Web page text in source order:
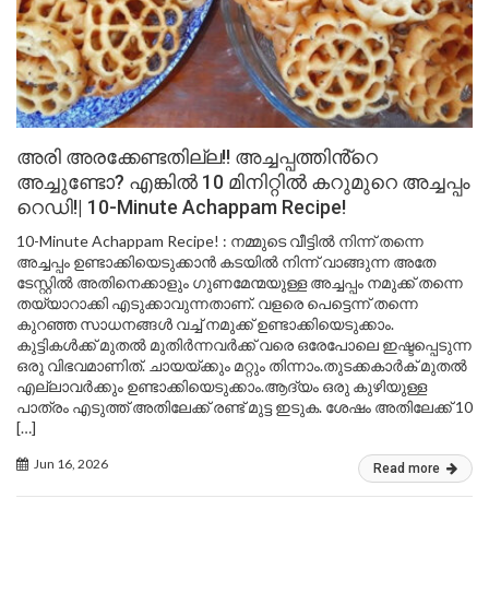
അരി അരക്കേണ്ടതില്ല!! അച്ചപ്പത്തിൻ്റെ
അച്ചുണ്ടോ? എങ്കിൽ 10 മിനിറ്റിൽ കറുമുറെ അച്ചപ്പം
റെഡി!| 10-Minute Achappam Recipe!
10-Minute Achappam Recipe! : നമ്മുടെ വീട്ടിൽ നിന്ന് തന്നെ
അച്ചപ്പം ഉണ്ടാക്കിയെടുക്കാൻ കടയിൽ നിന്ന് വാങ്ങുന്ന അതേ
ടേസ്റ്റിൽ അതിനെക്കാളും ഗുണമേന്മയുള്ള അച്ചപ്പം നമുക്ക് തന്നെ
തയ്യാറാക്കി എടുക്കാവുന്നതാണ്. വളരെ പെട്ടെന്ന് തന്നെ
കുറഞ്ഞ സാധനങ്ങൾ വച്ച് നമുക്ക് ഉണ്ടാക്കിയെടുക്കാം.
കുട്ടികൾക്ക് മുതൽ മുതിർന്നവർക്ക് വരെ ഒരേപോലെ ഇഷ്ടപ്പെടുന്ന
ഒരു വിഭവമാണിത്. ചായയ്ക്കും മറ്റും തിന്നാം.തുടക്കകാർക് മുതൽ
എല്ലാവർക്കും ഉണ്ടാക്കിയെടുക്കാം.ആദ്യം ഒരു കുഴിയുള്ള
പാത്രം എടുത്ത് അതിലേക്ക് രണ്ട് മുട്ട ഇടുക. ശേഷം അതിലേക്ക് 10
[…]
Jun 16, 2026 Read more